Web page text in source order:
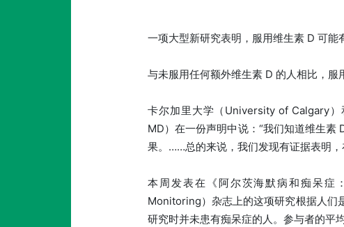
一项大型新研究表明，服用维生素 D 可能
与未服用任何额外维生素 D 的人相比，服
卡尔加里大学（University of Calgary
MD）在一份声明中说：“我们知道维生素
果。……总的来说，我们发现有证据表明
本周发表在《阿尔茨海默病和痴呆症
Monitoring）杂志上的这项研究根据人们
研究时并未患有痴呆症的人。参与者的平